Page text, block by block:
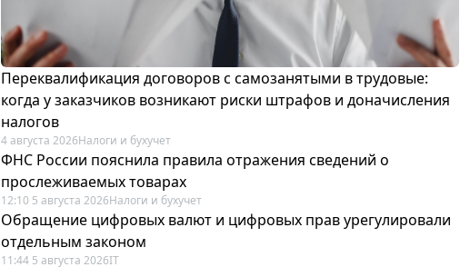
Переквалификация договоров с самозанятыми в трудовые:
когда у заказчиков возникают риски штрафов и доначисления
налогов
4 августа 2026Налоги и бухучет
ФНС России пояснила правила отражения сведений о
прослеживаемых товарах
12:10 5 августа 2026Налоги и бухучет
Обращение цифровых валют и цифровых прав урегулировали
отдельным законом
11:44 5 августа 2026IT